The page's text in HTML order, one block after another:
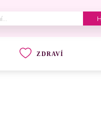
ZDRAVÍ